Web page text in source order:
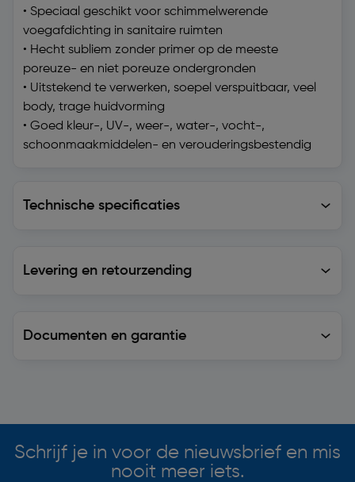
• Speciaal geschikt voor schimmelwerende
voegafdichting in sanitaire ruimten
• Hecht subliem zonder primer op de meeste
poreuze- en niet poreuze ondergronden
• Uitstekend te verwerken, soepel verspuitbaar, veel
body, trage huidvorming
• Goed kleur-, UV-, weer-, water-, vocht-,
schoonmaakmiddelen- en verouderingsbestendig
Technische specificaties
Levering en retourzending
Documenten en garantie
Schrijf je in voor de nieuwsbrief en mis
nooit meer iets.